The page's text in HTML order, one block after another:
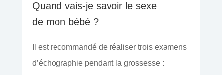
Quand vais-je savoir le sexe
de mon bébé ?
Il est recommandé de réaliser trois examens
d’échographie pendant la grossesse :